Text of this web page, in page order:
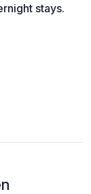
stays.